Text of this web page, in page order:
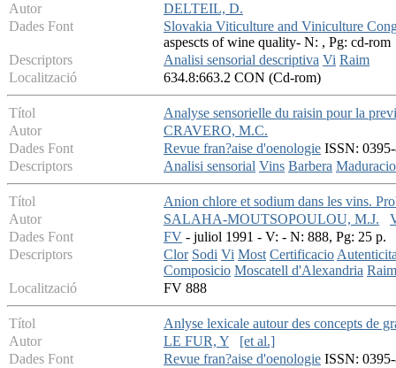
Autor
DELTEIL, D.
Dades Font
Slovakia Viticulture and Viniculture
aspescts of wine quality- N: , Pg: cd-rom
Descriptors
Analisi sensorial descriptiva Vi Raim
Localització
634.8:663.2 CON (Cd-rom)
Títol
Analyse sensorielle du raisin pour la
Autor
CRAVERO, M.C.
Dades Font
Revue fran?aise d'oenologie ISSN:
Descriptors
Analisi sensorial Vins Barbera Maduracio
Títol
Anion chlore et sodium dans les vins.
Autor
SALAHA-MOUTSOPOULOU, M.J.
Dades Font
FV - juliol 1991 - V: - N: 888, Pg: 25 p.
Descriptors
Clor Sodi Vi Most Certificacio
Composicio Moscatell d'Alexandria Raim
Localització
FV 888
Títol
Anlyse lexicale autour des concepts de
Autor
LE FUR, Y
[et al.]
Dades Font
Revue fran?aise d'oenologie ISSN: